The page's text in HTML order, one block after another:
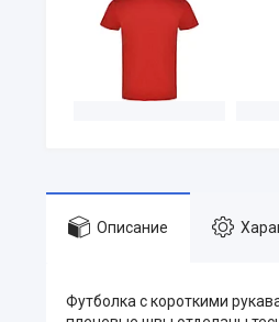
Описание
Футболка с короткими